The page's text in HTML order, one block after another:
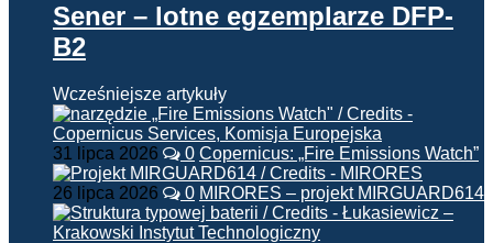
Sener – lotne egzemplarze DFP-
B2
Wcześniejsze artykuły
31 lipca 2026 0 Copernicus: „Fire Emissions Watch”
26 lipca 2026 0 MIRORES – projekt MIRGUARD614